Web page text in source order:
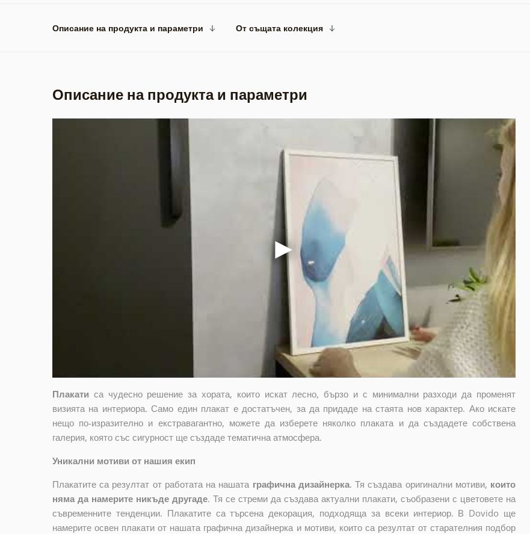
Описание на продукта и параметри От същата колекция
Описание на продукта и параметри
Плакати са чудесно решение за хората, които искат лесно, бързо и с минимални разходи да променят
визията на интериора. Само един плакат е достатъчен, за да придаде на стаята нов характер. Ако искате
нещо по-изразително и екстравагантно, можете да изберете няколко плаката и да създадете собствена
галерия, която със сигурност ще създаде тематична атмосфера.
Уникални мотиви от нашия екип
Плакатите са резултат от работата на нашата графична дизайнерка. Тя създава оригинални мотиви, които
няма да намерите никъде другаде. Тя се стреми да създава актуални плакати, съобразени с цветовете на
съвременните тенденции. Плакатите са търсена декорация, подходяща за всеки интериор. В Dovido ще
намерите освен плакати от нашата графична дизайнерка и мотиви, които са резултат от старателния подбор